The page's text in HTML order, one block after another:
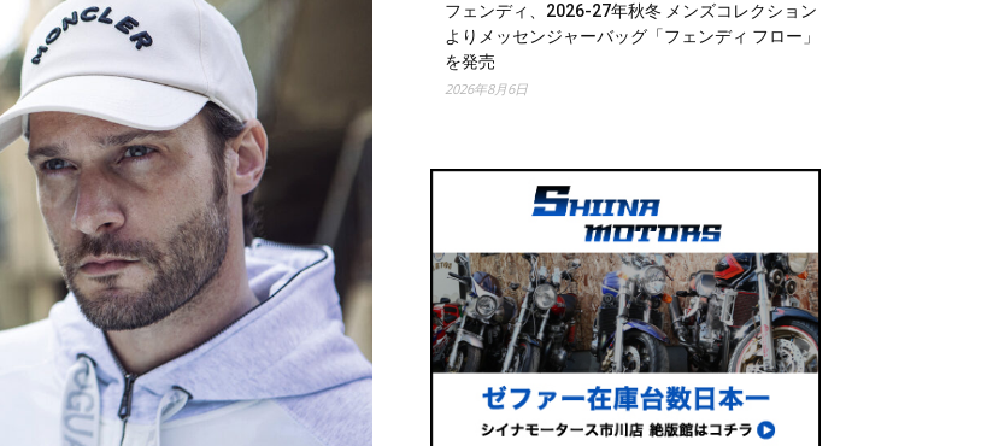
フェンディ、2026-27年秋冬 メンズコレクション
よりメッセンジャーバッグ「フェンディ フロー」
を発売
2026年8月6日